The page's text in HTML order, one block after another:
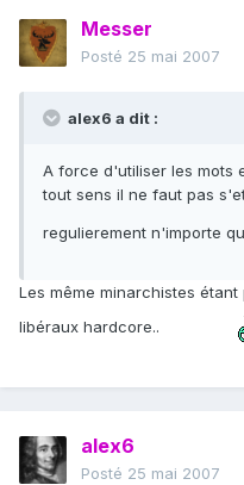
Messer
Posté 25 mai 2007
alex6 a dit :
A force d'utiliser les mots
tout sens il ne faut pas
regulierement n'importe
Les même minarchistes
libéraux hardcore..
alex6
Posté 25 mai 2007